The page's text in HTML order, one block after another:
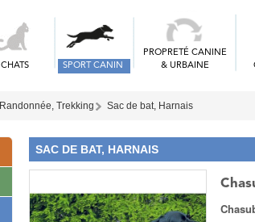
CHATS SPORT CANIN
PROPRETÉ CANINE
& URBAINE
Randonnée, Trekking Sac de bat, Harnais
SAC DE BAT, HARNAIS